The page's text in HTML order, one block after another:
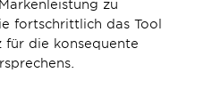
zu
fortschrittlich das Tool
für die konsequente